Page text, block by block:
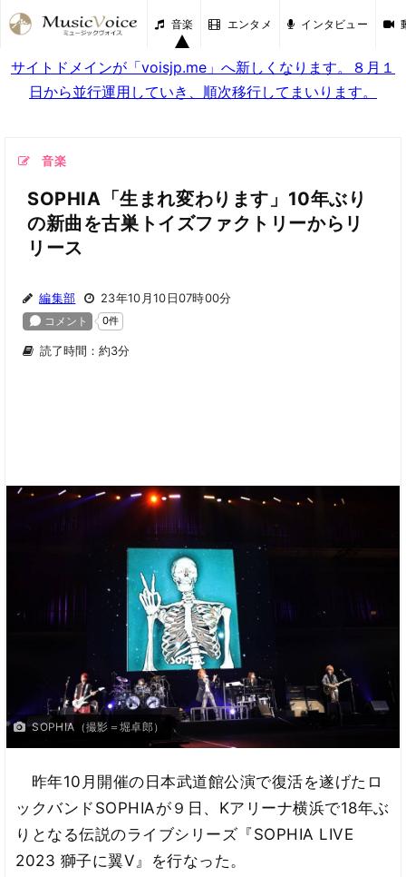
音楽 エンタメ インタビュー
サイトドメインが「voisjp.me」へ新しくなります。８月１
日から並行運用していき、順次移行してまいります。
音楽
SOPHIA「生まれ変わります」10年ぶり
の新曲を古巣トイズファクトリーからリ
リース
編集部 23年10月10日07時00分
読了時間：約3分
SOPHIA（撮影＝堀卓郎）
昨年10月開催の日本武道館公演で復活を遂げたロ
ックバンドSOPHIAが９日、Kアリーナ横浜で18年ぶ
りとなる伝説のライブシリーズ『SOPHIA LIVE
2023 獅子に翼V』を行なった。